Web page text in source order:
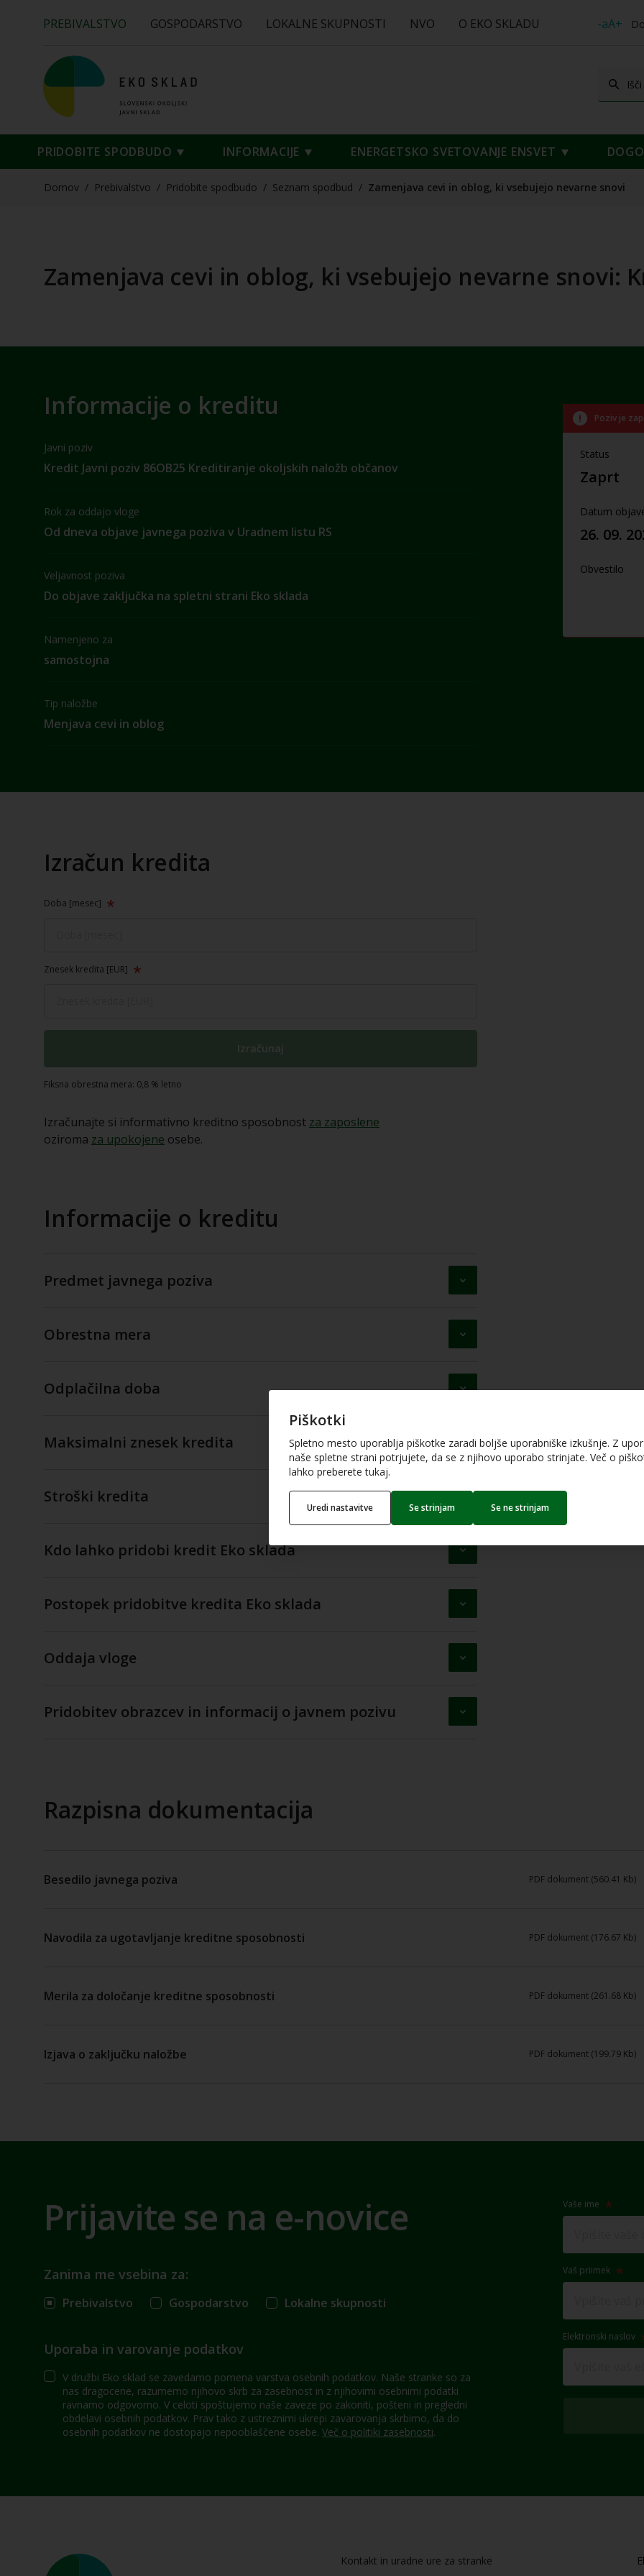
PREBIVALSTVO GOSPODARSTVO LOKALNE SKUPNOSTI NVO O EKO SKLADU -aA+
PRIDOBITE SPODBUDO INFORMACIJE ENERGETSKO SVETOVANJE ENSVET
Domov / Prebivalstvo / Pridobite spodbudo / Seznam spodbud / Zamenjava cevi in oblog, ki vsebujejo nevarne snovi
Zamenjava cevi in oblog, ki vsebujejo nevarne snovi:
Informacije o kreditu
Javni poziv
Kredit Javni poziv 86OB25 Kreditiranje okoljskih naložb občanov
Rok za oddajo vloge
Od dneva objave javnega poziva v Uradnem listu RS
Veljavnost poziva
Do objave zaključka na spletni strani Eko sklada
Namenjeno za
samostojna
Tip naložbe
Menjava cevi in oblog
Izračun kredita
Doba [mesec]
Znesek kredita [EUR]
Izračunaj
Fiksna obrestna mera: 0,8 % letno
Izračunajte si informativno kreditno sposobnost za zaposlene
oziroma za upokojene osebe.
Informacije o kreditu
Predmet javnega poziva
Obrestna mera
Odplačilna doba
Maksimalni znesek kredita
Stroški kredita
Kdo lahko pridobi kredit Eko sklada
Postopek pridobitve kredita Eko sklada
Oddaja vloge
Pridobitev obrazcev in informacij o javnem pozivu
Poziv je
Status
Zaprt
Datum
26. 09.
Obvestilo
Razpisna dokumentacija
Besedilo javnega poziva PDF dokument (560.41 Kb)
Navodila za ugotavljanje kreditne sposobnosti PDF dokument (176.67 Kb)
Merila za določanje kreditne sposobnosti PDF dokument (261.68 Kb)
Izjava o zaključku naložbe PDF dokument (199.79 Kb)
Prijavite se na e-novice
Zanima me vsebina za:
Prebivalstvo Gospodarstvo Lokalne skupnosti
Uporaba in varovanje podatkov
V družbi Eko sklad se zavedamo pomena varstva osebnih podatkov. Naše stranke so za
nas dragocene, razumemo njihovo skrb za zasebnost in z njihovimi osebnimi podatki
ravnamo odgovorno. V celoti spoštujemo naše zaveze po zakoniti, pošteni in pregledni
obdelavi osebnih podatkov. Prav tako z ustreznimi ukrepi zavarovanja skrbimo, da do
osebnih podatkov ne dostopajo nepooblaščene osebe. Več o politiki zasebnosti.
Vaše ime
Vaš priimek
Elektronski naslov
Kontakt in uradne ure za stranke
Piškotki
Spletno mesto uporablja piškotke zaradi boljše uporabniške izkušnje. Z
naše spletne strani potrjujete, da se z njihovo uporabo strinjate. Več o
lahko preberete tukaj.
Uredi nastavitve Se strinjam Se ne strinjam